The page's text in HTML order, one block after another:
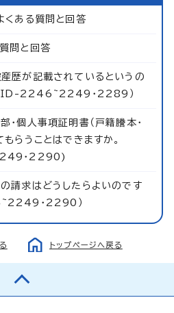
くある質問と回答
問と回答
歴が記載されているというの
2246~2249・2289）
・個人事項証明書（戸籍謄本・
もらうことはできますか。
・2290)
請求はどうしたらよいのです
・2290）
トップページへ戻る